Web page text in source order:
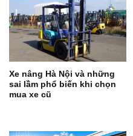
Xe nâng Hà Nội và những
sai lầm phổ biến khi chọn
mua xe cũ